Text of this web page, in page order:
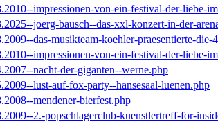
impressionen-von-ein-festival-der-liebe-
joerg-bausch--das-xxl-konzert-in-der-
das-musikteam-koehler-praesentierte-
impressionen-von-ein-festival-der-liebe-
nacht-der-giganten--werne.php
lust-auf-fox-party--hansesaal-luenen.php
mendener-bierfest.php
2.-popschlagerclub-kuenstlertreff-for-